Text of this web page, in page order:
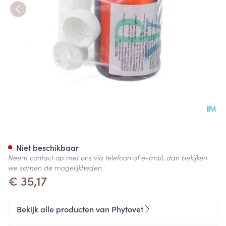
€ 35,17
Niet beschikbaar
Neem contact op met ons via telefoon of e-mail, dan bekijken
we samen de mogelijkheden.
Bekijk alle producten van Phytovet